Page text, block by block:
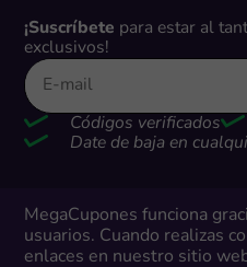
¡Suscríbete para estar al
exclusivos!
Códigos verificados
Date de baja en
MegaCupones funciona
usuarios. Cuando realizas
enlaces en nuestro sitio